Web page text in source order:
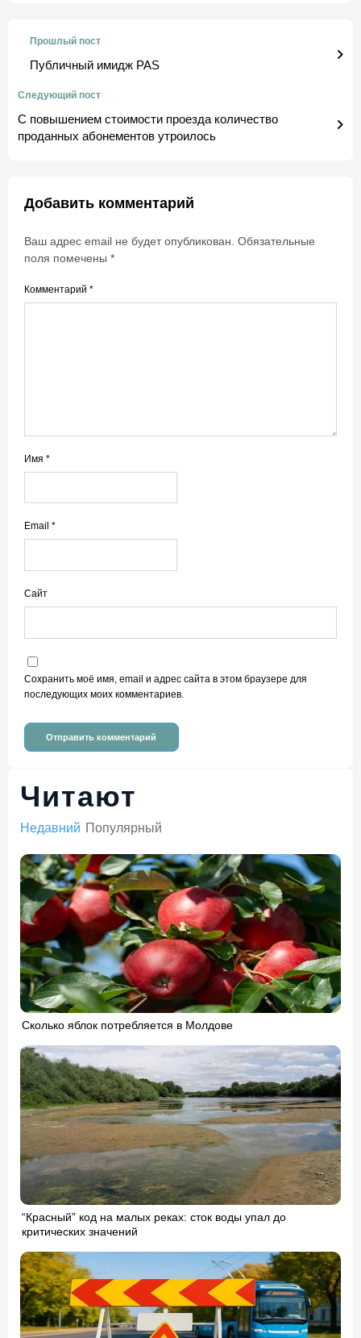
Прошлый пост
Публичный имидж PAS
Следующий пост
С повышением стоимости проезда количество
проданных абонементов утроилось
Добавить комментарий
Ваш адрес email не будет опубликован. Обязательные
поля помечены *
Комментарий *
Имя *
Email *
Сайт
Сохранить моё имя, email и адрес сайта в этом браузере для
последующих моих комментариев.
Читают
Недавний Популярный
Сколько яблок потребляется в Молдове
“Красный” код на малых реках: сток воды упал до
критических значений